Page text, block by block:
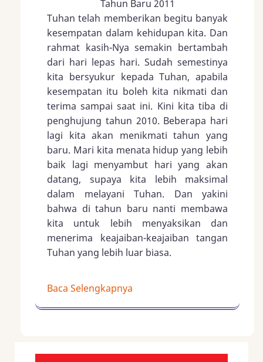
Tahun Baru 2011
Tuhan telah memberikan begitu banyak
kesempatan dalam kehidupan kita. Dan
rahmat kasih-Nya semakin bertambah
dari hari lepas hari. Sudah semestinya
kita bersyukur kepada Tuhan, apabila
kesempatan itu boleh kita nikmati dan
terima sampai saat ini. Kini kita tiba di
penghujung tahun 2010. Beberapa hari
lagi kita akan menikmati tahun yang
baru. Mari kita menata hidup yang lebih
baik lagi menyambut hari yang akan
datang, supaya kita lebih maksimal
dalam melayani Tuhan. Dan yakini
bahwa di tahun baru nanti membawa
kita untuk lebih menyaksikan dan
menerima keajaiban-keajaiban tangan
Tuhan yang lebih luar biasa.
Baca Selengkapnya